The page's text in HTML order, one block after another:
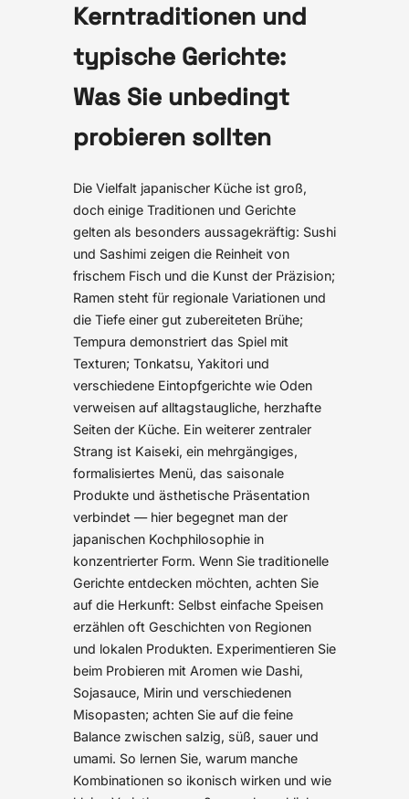
Kerntraditionen und
typische Gerichte:
Was Sie unbedingt
probieren sollten
Die Vielfalt japanischer Küche ist groß,
doch einige Traditionen und Gerichte
gelten als besonders aussagekräftig: Sushi
und Sashimi zeigen die Reinheit von
frischem Fisch und die Kunst der Präzision;
Ramen steht für regionale Variationen und
die Tiefe einer gut zubereiteten Brühe;
Tempura demonstriert das Spiel mit
Texturen; Tonkatsu, Yakitori und
verschiedene Eintopfgerichte wie Oden
verweisen auf alltagstaugliche, herzhafte
Seiten der Küche. Ein weiterer zentraler
Strang ist Kaiseki, ein mehrgängiges,
formalisiertes Menü, das saisonale
Produkte und ästhetische Präsentation
verbindet — hier begegnet man der
japanischen Kochphilosophie in
konzentrierter Form. Wenn Sie traditionelle
Gerichte entdecken möchten, achten Sie
auf die Herkunft: Selbst einfache Speisen
erzählen oft Geschichten von Regionen
und lokalen Produkten. Experimentieren Sie
beim Probieren mit Aromen wie Dashi,
Sojasauce, Mirin und verschiedenen
Misopasten; achten Sie auf die feine
Balance zwischen salzig, süß, sauer und
umami. So lernen Sie, warum manche
Kombinationen so ikonisch wirken und wie